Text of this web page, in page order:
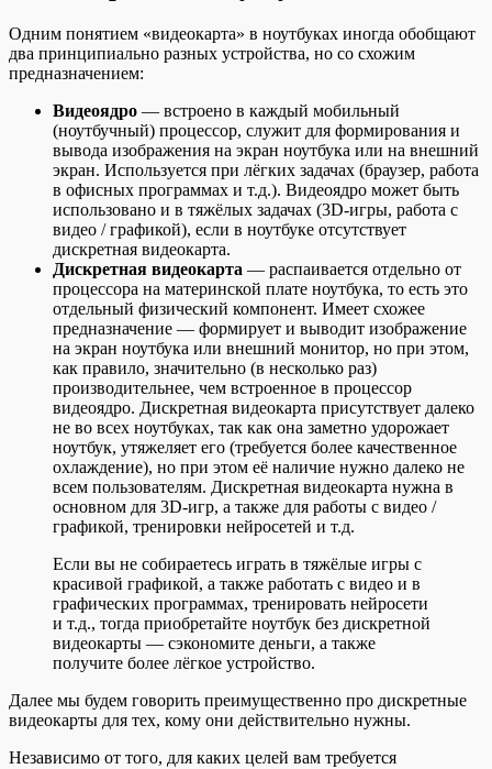
Одним понятием «видеокарта» в ноутбуках иногда обобщают
два принципиально разных устройства, но со схожим
предназначением:
Видеоядро — встроено в каждый мобильный
(ноутбучный) процессор, служит для формирования и
вывода изображения на экран ноутбука или на внешний
экран. Используется при лёгких задачах (браузер, работа
в офисных программах и т.д.). Видеоядро может быть
использовано и в тяжёлых задачах (3D-игры, работа с
видео / графикой), если в ноутбуке отсутствует
дискретная видеокарта.
Дискретная видеокарта — распаивается отдельно от
процессора на материнской плате ноутбука, то есть это
отдельный физический компонент. Имеет схожее
предназначение — формирует и выводит изображение
на экран ноутбука или внешний монитор, но при этом,
как правило, значительно (в несколько раз)
производительнее, чем встроенное в процессор
видеоядро. Дискретная видеокарта присутствует далеко
не во всех ноутбуках, так как она заметно удорожает
ноутбук, утяжеляет его (требуется более качественное
охлаждение), но при этом её наличие нужно далеко не
всем пользователям. Дискретная видеокарта нужна в
основном для 3D-игр, а также для работы с видео /
графикой, тренировки нейросетей и т.д.
Если вы не собираетесь играть в тяжёлые игры с
красивой графикой, а также работать с видео и в
графических программах, тренировать нейросети
и т.д., тогда приобретайте ноутбук без дискретной
видеокарты — сэкономите деньги, а также
получите более лёгкое устройство.
Далее мы будем говорить преимущественно про дискретные
видеокарты для тех, кому они действительно нужны.
Независимо от того, для каких целей вам требуется